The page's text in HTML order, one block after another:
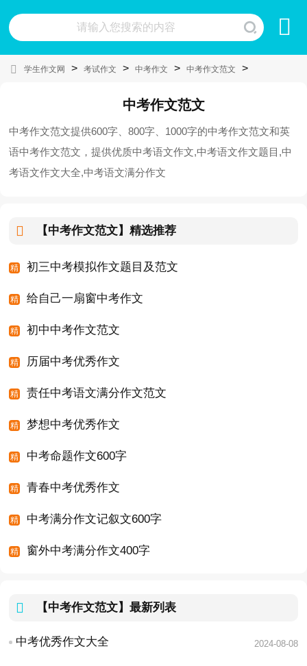
学生作文网 > 考试作文 > 中考作文 > 中考作文范文 >
中考作文范文
中考作文范文提供600字、800字、1000字的中考作文范文和英
语中考作文范文，提供优质中考语文作文,中考语文作文题目,中
考语文作文大全,中考语文满分作文
【中考作文范文】精选推荐
初三中考模拟作文题目及范文
给自己一扇窗中考作文
初中中考作文范文
历届中考优秀作文
责任中考语文满分作文范文
梦想中考优秀作文
中考命题作文600字
青春中考优秀作文
中考满分作文记叙文600字
窗外中考满分作文400字
【中考作文范文】最新列表
中考优秀作文大全 2024-08-08